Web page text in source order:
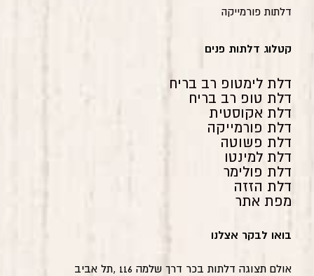
דלתות פורמייקה
קטלוג דלתות פנים
דלת לימטופ רב בריח
דלת טופ רב בריח
דלת אקוסטית
דלת פורמייקה
דלת פשוטה
דלת למינטו
דלת פולימר
דלת הזזה
מפת אתר
בואו לבקר אצלנו
אולם תצוגה דלתות בכר דרך שלמה 116 ,תל אביב